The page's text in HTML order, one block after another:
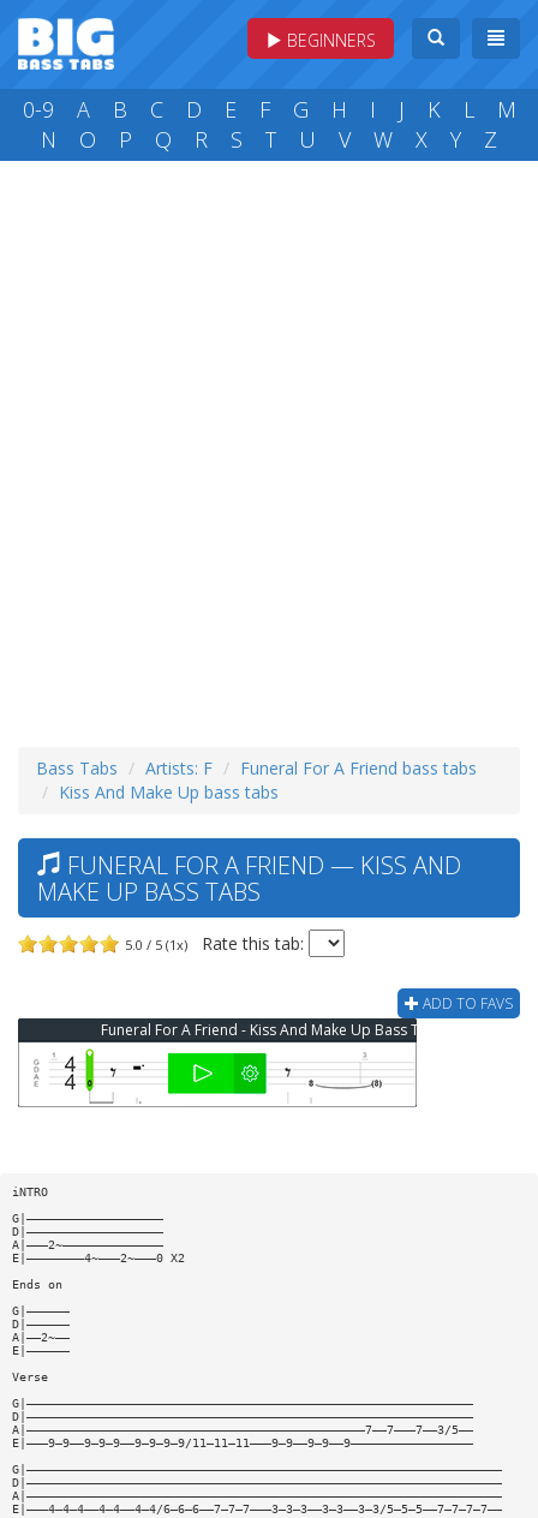
BEGINNERS
0-9 A B C D E F G H I J K L
M
N
O P Q R S T U V W X Y Z
Bass Tabs Artists: F
Funeral For A Friend bass tabs
Kiss And Make Up bass tabs
FUNERAL FOR A FRIEND — KISS AND
MAKE UP BASS TABS
5.0 / 5 (1x) Rate this tab:
ADD TO FAVS
Funeral For A Friend - Kiss And Make Up Bass Tab
iNTRO
G|———————————————————
D|———————————————————
A|———2~——————————————
E|————————4~———2~———0 X2
Ends on
G|——————
D|——————
A|——2~——
E|——————
Verse
G|——————————————————————————————————————————————————————————————
D|——————————————————————————————————————————————————————————————
A|———————————————————————————————————————————————7——7———7——3/5——
E|———9—9——9—9—9——9—9—9—9/11—11—11———9—9——9—9——9—————————————————
G|——————————————————————————————————————————————————————————————————
D|——————————————————————————————————————————————————————————————————
A|——————————————————————————————————————————————————————————————————
E|———4—4—4——4—4——4—4/6—6—6——7—7—7———3—3—3——3—3——3—3/5—5—5——7—7—7—7——